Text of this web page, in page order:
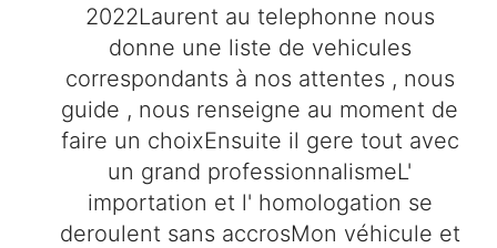
2022Laurent au telephonne nous
donne une liste de vehicules
correspondants à nos attentes , nous
guide , nous renseigne au moment de
faire un choixEnsuite il gere tout avec
un grand professionnalismeL'
importation et l' homologation se
deroulent sans accrosMon véhicule et